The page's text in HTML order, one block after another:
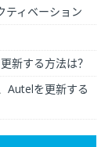
ティベーション
新する方法は？
Autelを更新する